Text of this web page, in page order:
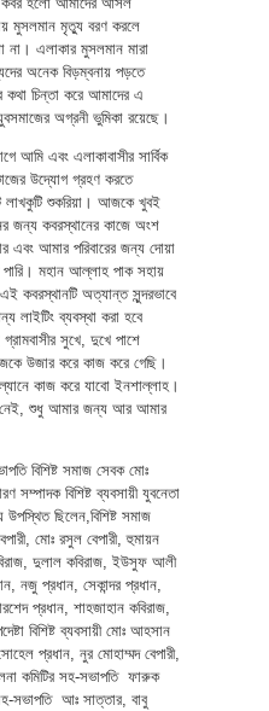
মুসলমান মৃত্যু বরণ করলে
এলাকার মুসলমান মারা
অনেক বিড়ম্বনায় পড়তে
চিন্তা করে আমাদের এ
অগ্রনী ভুমিকা রয়েছে।
আমি এবং এলাকাবাসীর সার্বিক
উদ্যোগ গ্রহণ করতে
লাখকুটি শুকরিয়া। আজকে খুবই
জন্য কবরস্থানের কাজে অংশ
এবং আমার পরিবারের জন্য দোয়া
মহান আল্লাহ পাক সহায়
কবরস্থানটি অত্যান্ত সুন্দরভাবে
ব্যবস্থা করা হবে
সুখে, দুখে পাশে
উজার করে কাজ করে গেছি।
কাজ করে যাবো ইনশাল্লাহ।
নেই, শুধু আমার জন্য আর আমার
বিশিষ্ট সমাজ সেবক মোঃ
সম্পাদক বিশিষ্ট ব্যবসায়ী যুবনেতা
উপস্থিত ছিলেন,বিশিষ্ট সমাজ
মোঃ রসুল বেপারী, হুমায়ন
দুলাল কবিরাজ, ইউসুফ আলী
নজু প্রধান, সেকান্দর প্রধান,
প্রধান, শাহজাহান কবিরাজ,
বিশিষ্ট ব্যবসায়ী মোঃ আহসান
প্রধান, নুর মোহাম্মদ বেপারী,
কমিটির সহ-সভাপতি ফারুক
সভাপতি আঃ সাত্তার, বাবু